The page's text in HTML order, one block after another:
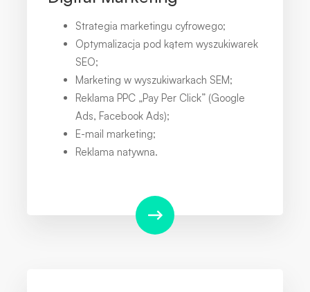
Strategia marketingu cyfrowego;
Optymalizacja pod kątem wyszukiwarek
SEO;
Marketing w wyszukiwarkach SEM;
Reklama PPC „Pay Per Click” (Google
Ads, Facebook Ads);
E-mail marketing;
Reklama natywna.